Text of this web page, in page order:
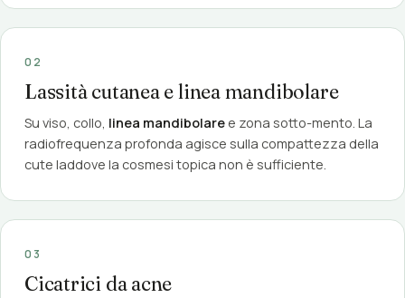
02
Lassità cutanea e linea mandibolare
Su viso, collo, linea mandibolare e zona sotto-mento. La
radiofrequenza profonda agisce sulla compattezza della
cute laddove la cosmesi topica non è sufficiente.
03
Cicatrici da acne